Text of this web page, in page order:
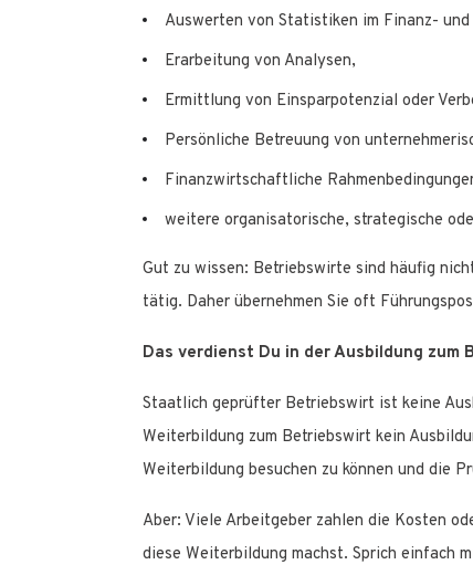
Auswerten von Statistiken im Finanz- und
Erarbeitung von Analysen,
Ermittlung von Einsparpotenzial oder
Persönliche Betreuung von
Finanzwirtschaftliche
weitere organisatorische, strategische
Gut zu wissen: Betriebswirte sind häufig
tätig. Daher übernehmen Sie oft
Das verdienst Du in der Ausbildung zum
Staatlich geprüfter Betriebswirt ist keine
Weiterbildung zum Betriebswirt kein
Weiterbildung besuchen zu können und die
Aber: Viele Arbeitgeber zahlen die Kosten
diese Weiterbildung machst. Sprich einfach